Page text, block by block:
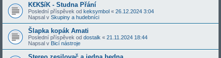
K€K$íK - Studna Přání
Poslední příspěvek od keksymbol « 26.12.2024 3:04
Napsal v Skupiny a hudebníci
Šlapka kopák Amati
Poslední příspěvek od dostalk « 21.11.2024 18:44
Napsal v Bicí nástroje
Stereo zesilovač a jedna bedna